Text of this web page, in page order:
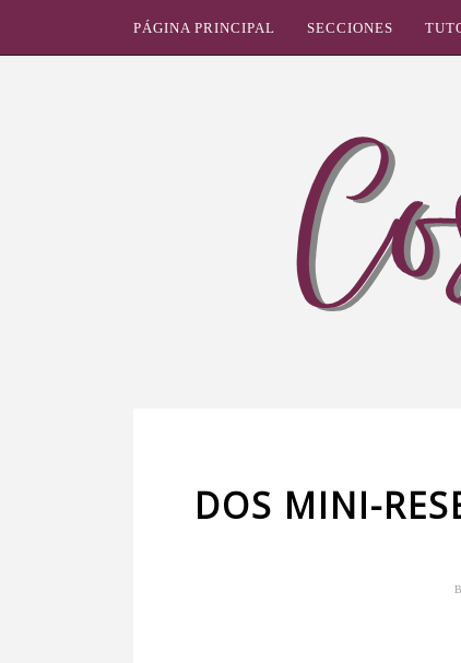
PÁGINA PRINCIPAL SECCIONES
DOS MINI-